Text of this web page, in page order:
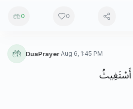
0 0
DuaPrayer·Aug 6, 1:45 PM
أَسْتَغِيثُ